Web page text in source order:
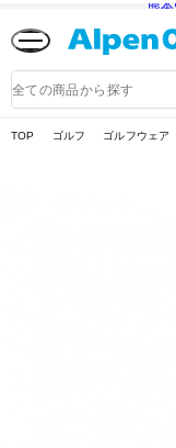
熊
品
検
TOP ゴルフ ゴルフウェア